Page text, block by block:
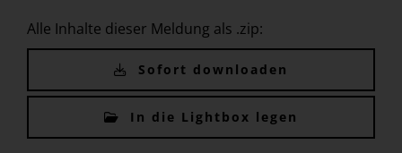
Alle Inhalte dieser Meldung als .zip:
Sofort downloaden
In die Lightbox legen